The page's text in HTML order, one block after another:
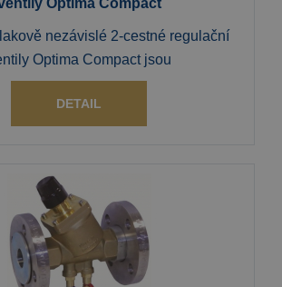
Optima Compact
nezávislé 2-cestné regulační
Optima Compact jsou
DETAIL